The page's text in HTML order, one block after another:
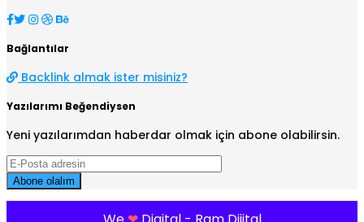
Bağlantılar
Backlink almak ister misiniz?
Yazılarımı Beğendiysen
Yeni yazılarımdan haberdar olmak için abone olabilirsin.